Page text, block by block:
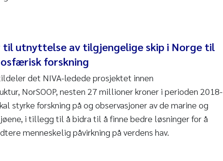
til utnyttelse av tilgjengelige skip i Norge til
forskning
det NIVA-ledede prosjektet innen
NorSOOP, nesten 27 millioner kroner i perioden 2018-
styrke forskning på og observasjoner av de marine og
i tillegg til å bidra til å finne bedre løsninger for å
menneskelig påvirkning på verdens hav.